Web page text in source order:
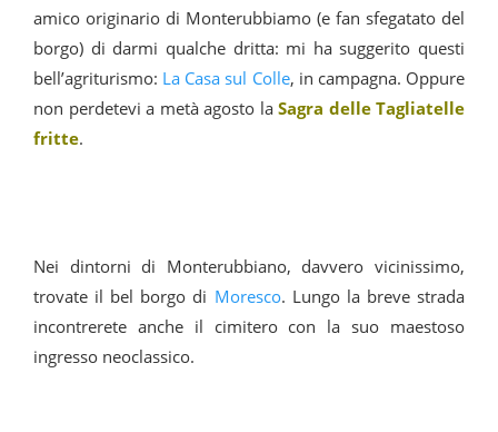
amico originario di Monterubbiamo (e fan sfegatato del
borgo) di darmi qualche dritta: mi ha suggerito questi
bell’agriturismo: La Casa sul Colle, in campagna. Oppure
non perdetevi a metà agosto laSagra delle Tagliatelle
fritte.
Nei dintorni di Monterubbiano, davvero vicinissimo,
trovate il bel borgo di Moresco. Lungo la breve strada
incontrerete anche il cimitero con la suo maestoso
ingresso neoclassico.